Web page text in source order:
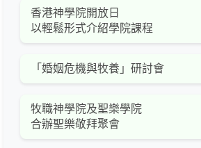
香港神學院開放日
以輕鬆形式介紹學院課程
「婚姻危機與牧養」研討會
牧職神學院及聖樂學院
合辦聖樂敬拜聚會